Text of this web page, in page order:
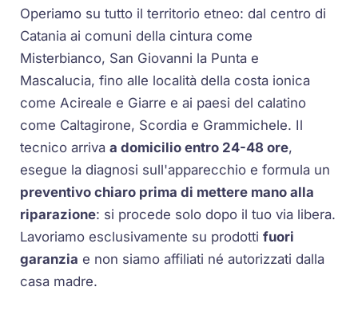
Operiamo su tutto il territorio etneo: dal centro di
Catania ai comuni della cintura come
Misterbianco, San Giovanni la Punta e
Mascalucia, fino alle località della costa ionica
come Acireale e Giarre e ai paesi del calatino
come Caltagirone, Scordia e Grammichele. Il
tecnico arrivaa domicilio entro 24-48 ore,
esegue la diagnosi sull'apparecchio e formula un
preventivo chiaro prima di mettere mano alla
riparazione: si procede solo dopo il tuo via libera.
Lavoriamo esclusivamente su prodottifuori
garanzia e non siamo affiliati né autorizzati dalla
casa madre.